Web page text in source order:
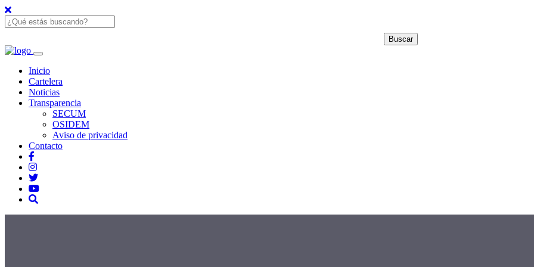
Inicio
Cartelera
Noticias
Transparencia
SECUM
OSIDEM
Aviso de privacidad
Contacto